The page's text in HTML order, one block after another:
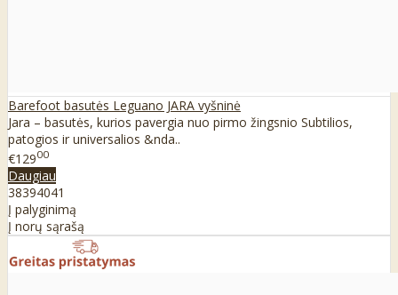
Barefoot basutės Leguano JARA vyšninė
Jara – basutės, kurios pavergia nuo pirmo žingsnio Subtilios,
patogios ir universalios &nda..
€12900
Daugiau
38394041
Į palyginimą
Į norų sąrašą